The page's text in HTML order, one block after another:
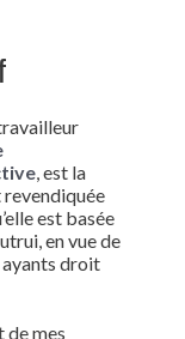
, est la
est basée
en vue de
droit
de mes